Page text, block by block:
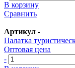
В корзину
Сравнить
Артикул -
Палатка
Оптовая цена
-